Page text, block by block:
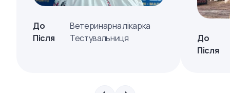
До
Ветеринарна лікарка
Після
Тестувальниця
До
Після